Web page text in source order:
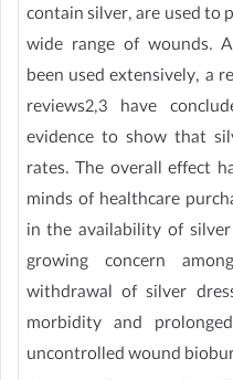
contain silver, are used to
wide range of wounds.
been used extensively, a
reviews2,3 have
evidence to show that
rates. The overall effect
minds of healthcare
in the availability of
growing concern
withdrawal of silver
morbidity and
uncontrolled wound